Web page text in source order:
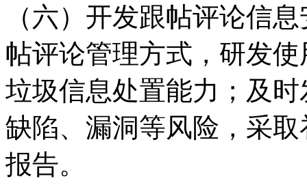
（六）开发跟帖评论信
帖评论管理方式，研发
垃圾信息处置能力；及
缺陷、漏洞等风险，采
报告。